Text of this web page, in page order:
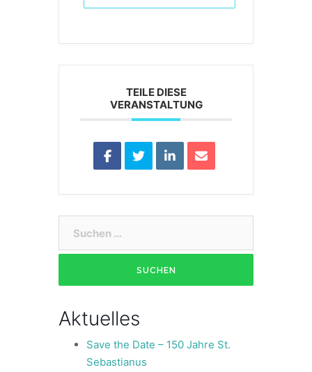
TEILE DIESE
VERANSTALTUNG
nach:
Aktuelles
Save the Date – 150 Jahre St.
Sebastianus